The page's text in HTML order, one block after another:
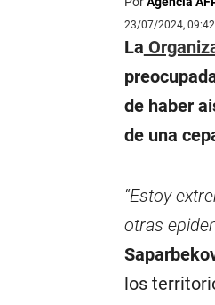
23/07/2024,
La
de haber
de una
“Estoy
otras
los